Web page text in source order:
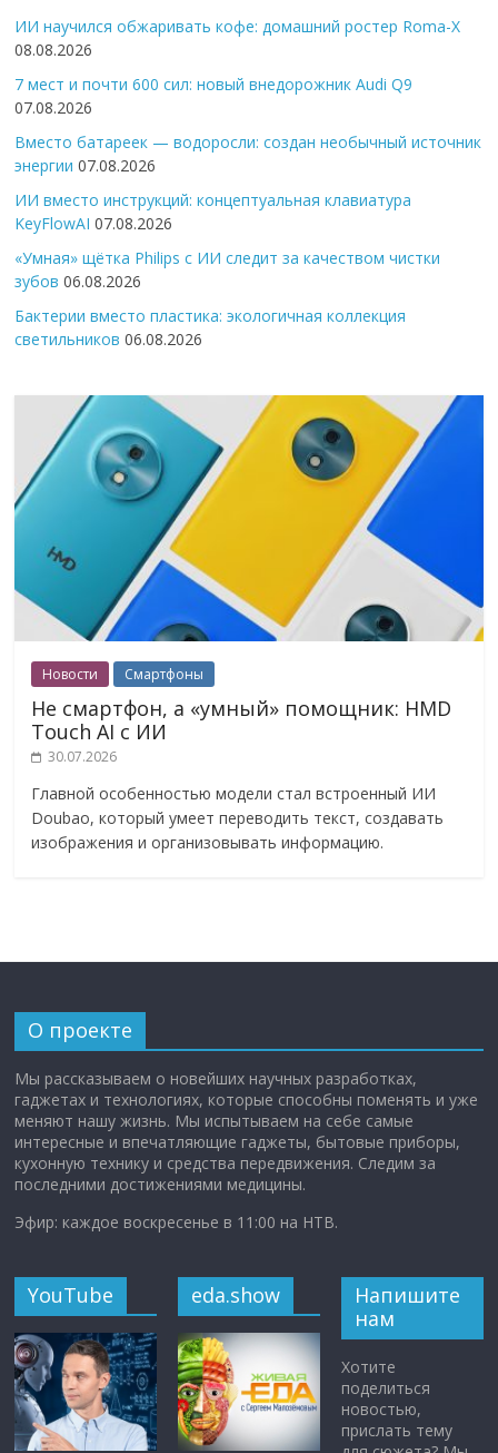
ИИ научился обжаривать кофе: домашний ростер Roma-X
08.08.2026
7 мест и почти 600 сил: новый внедорожник Audi Q9
07.08.2026
Вместо батареек — водоросли: создан необычный источник
энергии 07.08.2026
ИИ вместо инструкций: концептуальная клавиатура
KeyFlowAI 07.08.2026
«Умная» щётка Philips с ИИ следит за качеством чистки
зубов 06.08.2026
Бактерии вместо пластика: экологичная коллекция
светильников 06.08.2026
Новости Смартфоны
Не смартфон, а «умный» помощник: HMD
Touch AI с ИИ
30.07.2026
Главной особенностью модели стал встроенный ИИ
Doubao, который умеет переводить текст, создавать
изображения и организовывать информацию.
О проекте
Мы рассказываем о новейших научных разработках,
гаджетах и технологиях, которые способны поменять и уже
меняют нашу жизнь. Мы испытываем на себе самые
интересные и впечатляющие гаджеты, бытовые приборы,
кухонную технику и средства передвижения. Следим за
последними достижениями медицины.
Эфир: каждое воскресенье в 11:00 на НТВ.
YouTube eda.show
Напишите
нам
Хотите
поделиться
новостью,
прислать тему